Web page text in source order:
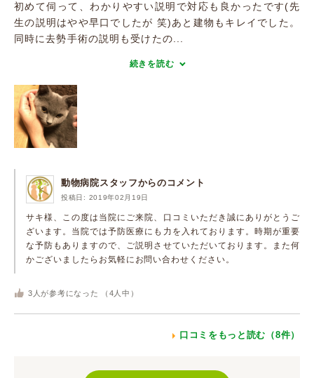
初めて伺って、わかりやすい説明で対応も良かったです(先
生の説明はやや早口でしたが 笑)あと建物もキレイでした。
同時に去勢手術の説明も受けたの...
続きを読む
動物病院スタッフからのコメント
投稿日: 2019年02月19日
サキ様、この度は当院にご来院、口コミいただき誠にありがとうご
ざいます。当院では予防医療にも力を入れております。時期が重要
な予防もありますので、ご説明させていただいております。また何
かございましたらお気軽にお問い合わせください。
3 人が参考になった （ 4 人中）
口コミをもっと読む（8件）